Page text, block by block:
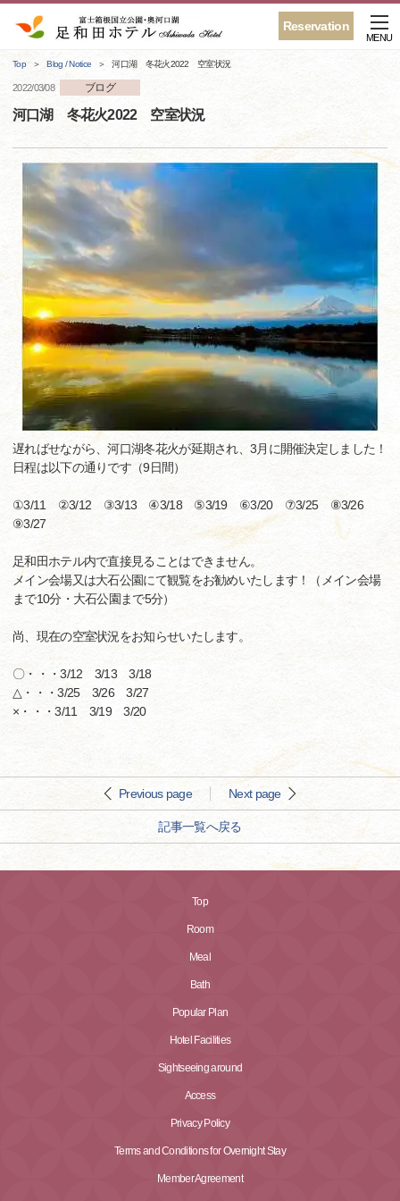
Reservation
MENU
Top Blog / Notice 河口湖 冬花火2022 空室状況
2022/03/08 ブログ
河口湖 冬花火2022 空室状況
遅ればせながら、河口湖冬花火が延期され、3月に開催決定しました！
日程は以下の通りです（9日間）
①3/11 ②3/12 ③3/13 ④3/18 ⑤3/19 ⑥3/20 ⑦3/25 ⑧3/26
⑨3/27
足和田ホテル内で直接見ることはできません。
メイン会場又は大石公園にて観覧をお勧めいたします！（メイン会場
まで10分・大石公園まで5分）
尚、現在の空室状況をお知らせいたします。
〇・・・3/12 3/13 3/18
△・・・3/25 3/26 3/27
×・・・3/11 3/19 3/20
Previous page Next page
記事一覧へ戻る
Top
Room
Meal
Bath
Popular Plan
Hotel Facilities
Sightseeing around
Access
Privacy Policy
Terms and Conditions for Overnight Stay
Member Agreement